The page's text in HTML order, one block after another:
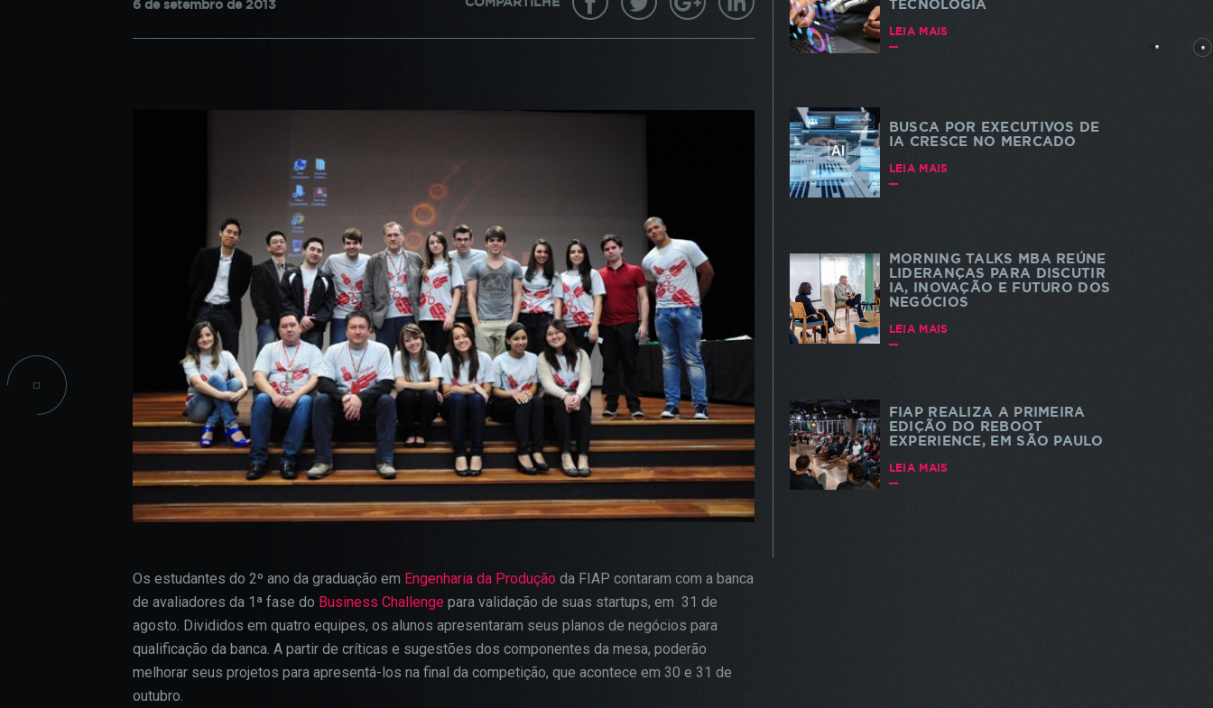
6 de setembro de 2013
Os estudantes do 2º ano da graduação em Engenharia da Produção da FIAP contaram com a banca
de avaliadores da 1ª fase do Business Challenge para validação de suas startups, em 31 de
agosto. Divididos em quatro equipes, os alunos apresentaram seus planos de negócios para
qualificação da banca. A partir de críticas e sugestões dos componentes da mesa, poderão
melhorar seus projetos para apresentá-los na final da competição, que acontece em 30 e 31 de
outubro.
TECNOLOGIA
LEIA MAIS
BUSCA POR EXECUTIVOS DE
IA CRESCE NO MERCADO
LEIA MAIS
MORNING TALKS MBA REÚNE
LIDERANÇAS PARA DISCUTIR
IA, INOVAÇÃO E FUTURO DOS
NEGÓCIOS
LEIA MAIS
FIAP REALIZA A PRIMEIRA
EDIÇÃO DO REBOOT
EXPERIENCE, EM SÃO PAULO
LEIA MAIS
configurar seu navegador para bloquear esses cookies, algumas partes
do site podem não funcionar.
COOKIES DE PUBLICIDADE Habilitado
Estes cookies são estabelecidos por nossos parceiros de publicidade e
podem ser usados para compor um perfil sobre seus interesses e, a
partir disso, mostrar anúncios relevantes para você em outros sites. As
informações armazenadas são baseadas na identificação exclusiva do
seu navegador e dispositivo de internet, sem armazenar diretamente
informações pessoais. Ao configurar seu navegador para bloquear
esses cookies, você terá menos publicidade direcionada.
PROSSEGUIR